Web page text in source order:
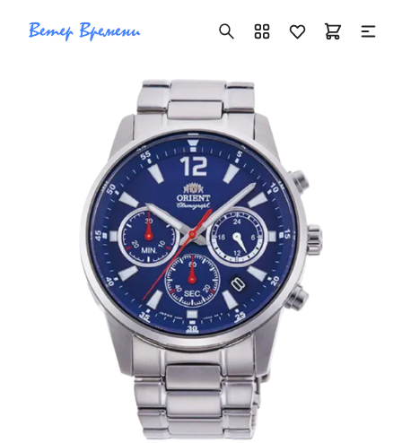
+7 ( 705 ) 181-42-50
info@vetervremeni.kz
Авторизация
Каталог
Мужские часы
Женские часы
Скидки